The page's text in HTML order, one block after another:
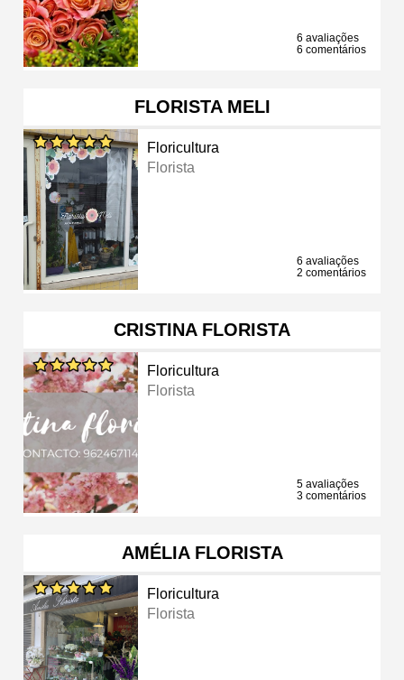
6 avaliações
6 comentários
FLORISTA MELI
Floricultura
Florista
6 avaliações
2 comentários
CRISTINA FLORISTA
Floricultura
Florista
5 avaliações
3 comentários
AMÉLIA FLORISTA
Floricultura
Florista